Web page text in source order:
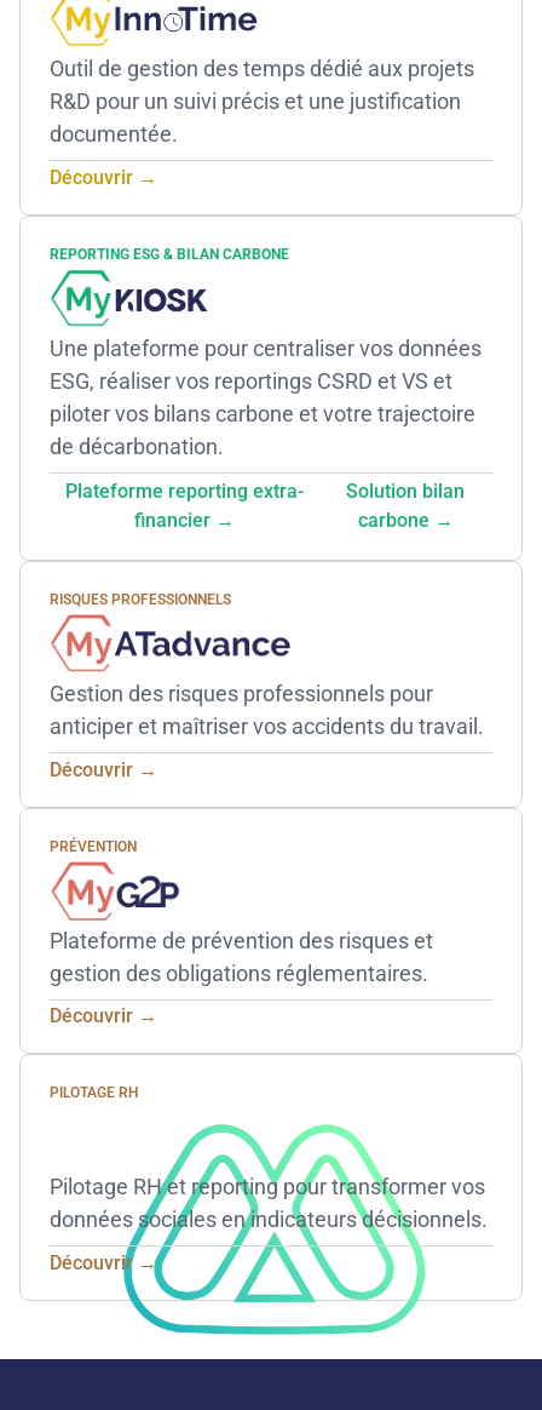
Outil de gestion des temps dédié aux projets
R&D pour un suivi précis et une justification
documentée.
Découvrir →
REPORTING ESG & BILAN CARBONE
Une plateforme pour centraliser vos données
ESG, réaliser vos reportings CSRD et VS et
piloter vos bilans carbone et votre trajectoire
de décarbonation.
Plateforme reporting extra-
financier →
Solution bilan
carbone →
RISQUES PROFESSIONNELS
Gestion des risques professionnels pour
anticiper et maîtriser vos accidents du travail.
Découvrir →
PRÉVENTION
Plateforme de prévention des risques et
gestion des obligations réglementaires.
Découvrir →
PILOTAGE RH
Pilotage RH et reporting pour transformer vos
données sociales en indicateurs décisionnels.
Découvrir →